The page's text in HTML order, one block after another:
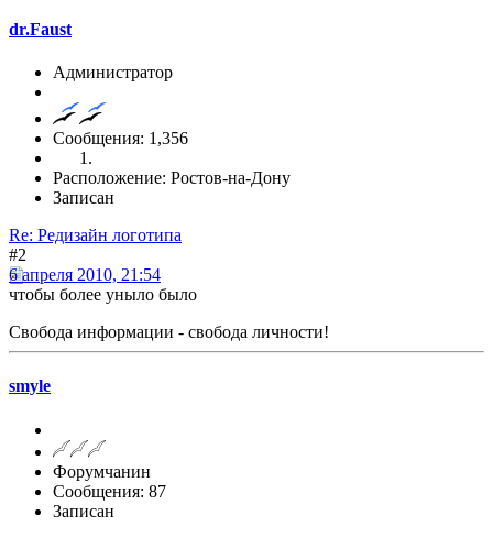
dr.Faust
Администратор
Сообщения: 1,356
Расположение: Ростов-на-Дону
Записан
Re: Редизайн логотипа
#2
6 апреля 2010, 21:54
чтобы более уныло было
Свобода информации - свобода личности!
smyle
Форумчанин
Сообщения: 87
Записан